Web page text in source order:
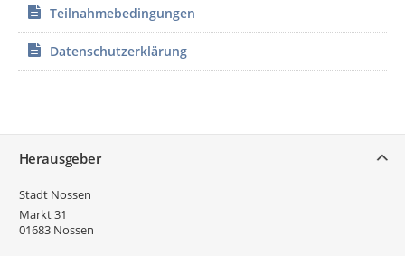
Teilnahmebedingungen
Datenschutzerklärung
Herausgeber
Stadt Nossen
Markt 31
01683 Nossen